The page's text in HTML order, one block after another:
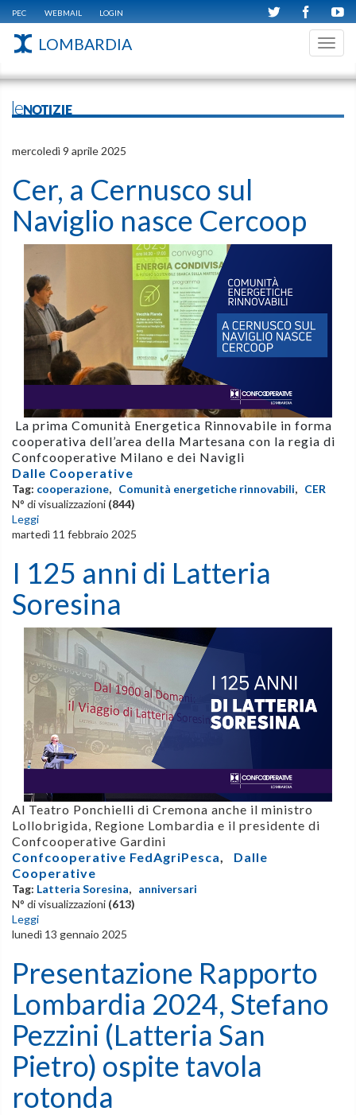
PEC WEBMAIL LOGIN
LOMBARDIA
leNOTIZIE
mercoledì 9 aprile 2025
Cer, a Cernusco sul
Naviglio nasce Cercoop
La prima Comunità Energetica Rinnovabile in forma
cooperativa dell’area della Martesana con la regia di
Confcooperative Milano e dei Navigli
Dalle Cooperative
Tag: cooperazione, Comunità energetiche rinnovabili, CER
N° di visualizzazioni (844)
Leggi
martedì 11 febbraio 2025
I 125 anni di Latteria
Soresina
Al Teatro Ponchielli di Cremona anche il ministro
Lollobrigida, Regione Lombardia e il presidente di
Confcooperative Gardini
Confcooperative FedAgriPesca
Dalle
Cooperative
Tag: Latteria Soresina, anniversari
N° di visualizzazioni (613)
Leggi
lunedì 13 gennaio 2025
Presentazione Rapporto
Lombardia 2024, Stefano
Pezzini (Latteria San
Pietro) ospite tavola
rotonda